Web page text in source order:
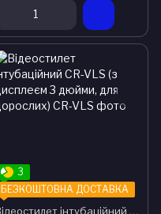
3
БЕЗКОШТОВНА ДОСТАВКА
Відеостилет інтубаційний CR-VLS (з дисплеєм 3 дюйми, для дорослих)